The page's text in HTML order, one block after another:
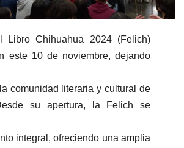
Libro Chihuahua 2024 (Felich)
este 10 de noviembre, dejando
comunidad literaria y cultural de
su apertura, la Felich se
integral, ofreciendo una amplia